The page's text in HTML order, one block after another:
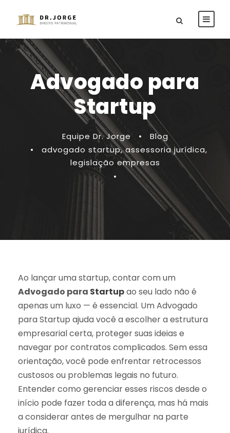
Advogado para
Startup
Equipe Dr. Jorge •
Blog
•
advogado startup, assessoria jurídica,
legislação empresas
•
Ao lançar uma startup, contar com um
Advogado para Startupao seu lado não é
apenas um luxo — é essencial. Um Advogado
para Startup ajuda você a escolher a estrutura
empresarial certa, proteger suas ideias e
navegar por contratos complicados. Sem essa
orientação, você pode enfrentar retrocessos
custosos ou problemas legais no futuro.
Entender como gerenciar esses riscos desde o
início pode fazer toda a diferença, mas há mais
a considerar antes de mergulhar na parte